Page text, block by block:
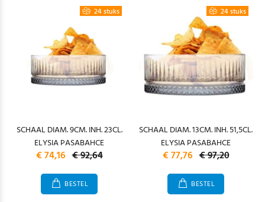
24 stuks
SCHAAL DIAM. 9CM. INH. 23CL.
ELYSIA PASABAHCE
€ 74,16 € 92,64
BESTEL
24 stuks
SCHAAL DIAM. 13CM. INH. 51,5CL.
ELYSIA PASABAHCE
€ 77,76 € 97,20
BESTEL